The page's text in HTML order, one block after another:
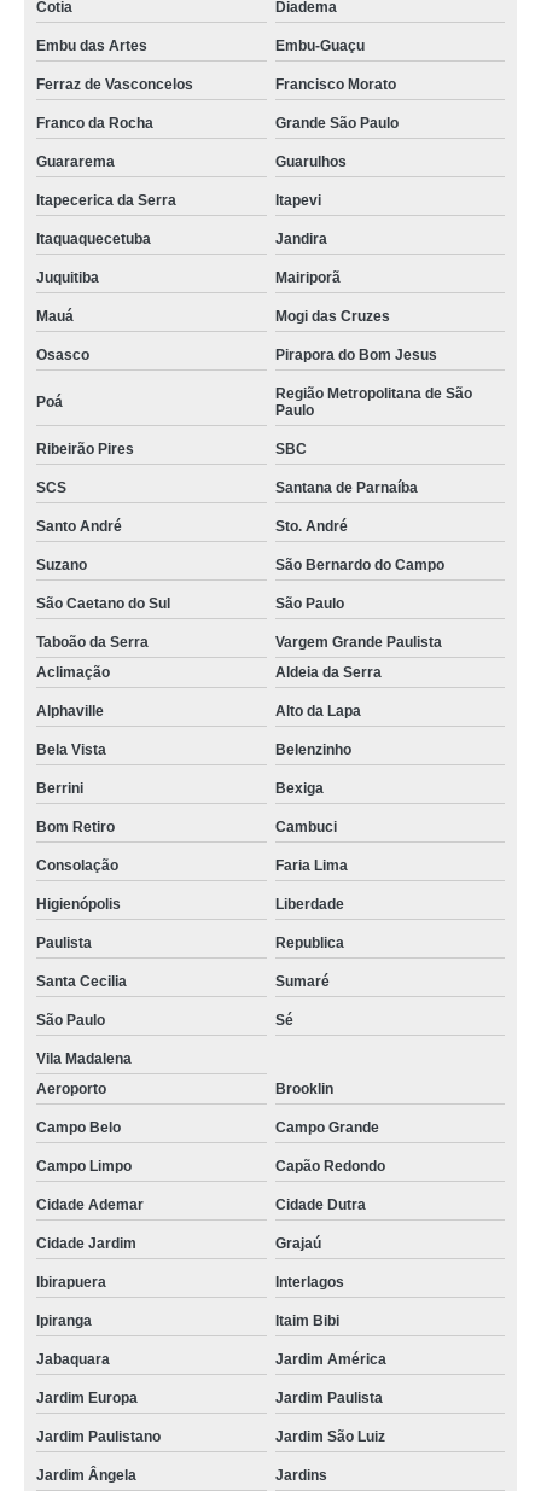
Cotia Diadema
Embu das Artes Embu-Guaçu
Ferraz de Vasconcelos Francisco Morato
Franco da Rocha Grande São Paulo
Guararema Guarulhos
Itapecerica da Serra Itapevi
Itaquaquecetuba Jandira
Juquitiba Mairiporã
Mauá Mogi das Cruzes
Osasco Pirapora do Bom Jesus
Poá
Região Metropolitana de São
Paulo
Ribeirão Pires SBC
SCS Santana de Parnaíba
Santo André Sto. André
Suzano São Bernardo do Campo
São Caetano do Sul São Paulo
Taboão da Serra
Vargem Grande Paulista
Aclimação
Aldeia da Serra
Alphaville Alto da Lapa
Bela Vista Belenzinho
Berrini Bexiga
Bom Retiro Cambuci
Consolação Faria Lima
Higienópolis Liberdade
Paulista Republica
Santa Cecilia Sumaré
São Paulo Sé
Vila Madalena
Aeroporto
Brooklin
Campo Belo Campo Grande
Campo Limpo Capão Redondo
Cidade Ademar Cidade Dutra
Cidade Jardim Grajaú
Ibirapuera Interlagos
Ipiranga Itaim Bibi
Jabaquara Jardim América
Jardim Europa Jardim Paulista
Jardim Paulistano Jardim São Luiz
Jardim Ângela Jardins